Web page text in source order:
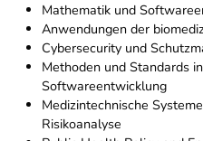
Mathematik und
Anwendungen der
Cybersecurity und
Methoden und Standards
Softwareentwicklung
Medizintechnische
Risikoanalyse